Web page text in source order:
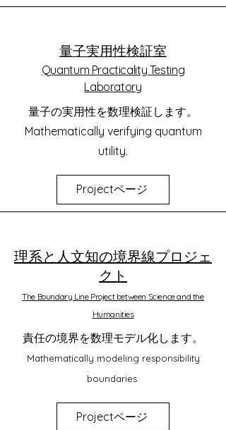
量子実用性検証室
Quantum Practicality Testing
Laboratory
量子の実用性を数理検証します。
Mathematically verifying quantum
utility.
Projectページ
理系と人文知の境界線プロジェ
クト
The Boundary Line Project between Science and the
Humanities
責任の境界を数理モデル化します。
Mathematically modeling responsibility
boundaries.
Projectページ